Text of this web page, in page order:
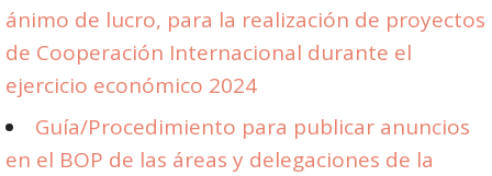
ánimo de lucro, para la realización de proyectos
de Cooperación Internacional durante el
ejercicio económico 2024
Guía/Procedimiento para publicar anuncios
en el BOP de las áreas y delegaciones de la